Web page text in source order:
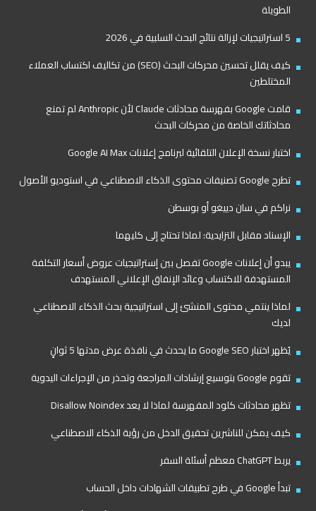
الطويلة
5 استراتيجيات لإزالة نتائج البحث السلبية في 2026
كيف يقلل تحسين محركات البحث (SEO) من تكاليف اكتساب العملاء
المختلطين
قامت Google بفهرسة محادثات Claude لأن Anthropic لم تمنع
محادثاتك الخاصة من محركات البحث
اختبار نسخة الإعلان التلقائية لبرنامج إعلانات Google AI Max
تطرح Google تصنيفات محتوى الذكاء الاصطناعي في استوديو الأصول
نراكم في سان دييغو أو بوسطن
الإسناد مقابل التزايدية: لماذا تحتاج إلى كليهما
يبدو أن إعلانات Google تفصل بين إستراتيجيات عروض أسعار التكلفة
المستهدفة للاكتساب وعائد الإنفاق الإعلاني المستهدف
لماذا ينتمي محتوى المنشئ إلى استراتيجية بحث الذكاء الاصطناعي
لديك
يُظهر اختبار Google SEO ما يحدث في نافذة عرض مدتها 5 ثوانٍ
تقوم Google بتوسيع إرشادات المراجعة وتحذر من الإجراءات اليدوية
تظهر محادثات كلود المفهرسة لماذا لا يعد Disallow Noindex
كيف يمكن للناشرين تحقيق الدخل من رؤية الذكاء الاصطناعي
يربط ChatGPT معظم أسئلة السفر
تبدأ Google في طرح تطبيقات الشهادات داخل الحساب